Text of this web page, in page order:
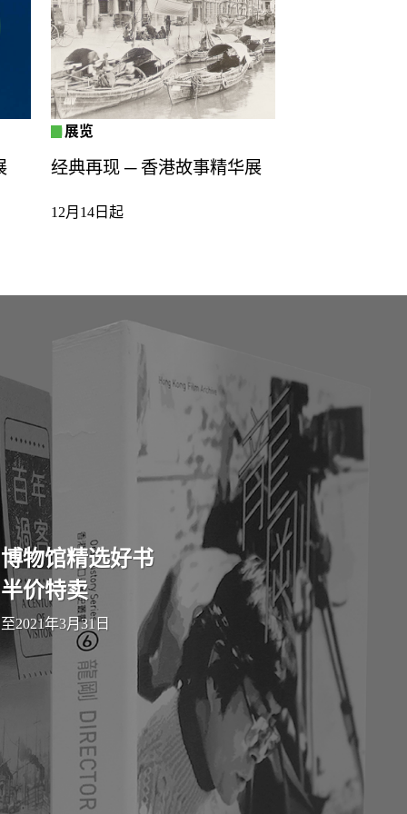
展览
经典再现 ─ 香港故事精华展
12月14日起
博物馆精选好书
半价特卖
至2021年3月31日